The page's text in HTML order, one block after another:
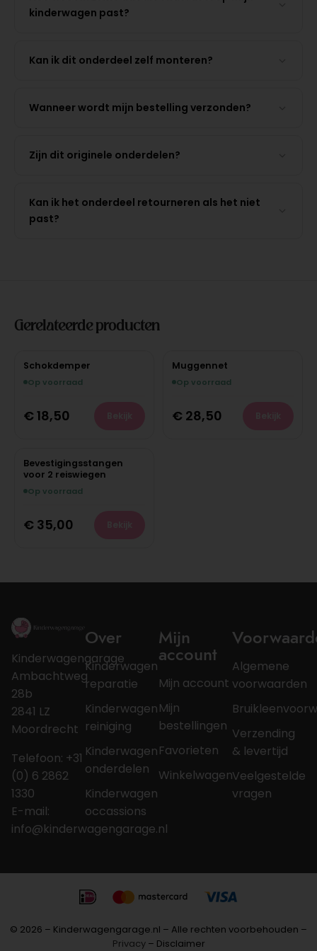
kinderwagen past?
Kan ik dit onderdeel zelf monteren?
Wanneer wordt mijn bestelling verzonden?
Zijn dit originele onderdelen?
Kan ik het onderdeel retourneren als het niet
past?
Gerelateerde producten
Schokdemper
Op voorraad
€ 18,50
Muggennet
Op voorraad
€ 28,50
Bevestigingsstangen
voor 2 reiswiegen
Op voorraad
€ 35,00
Kinderwagengarage
Ambachtweg
28b
2841 LZ
Moordrecht
Telefoon: +31
(0) 6 2862
1330
E-mail:
info@kinderwagengarage.nl
Over
Kinderwagen
reparatie
Kinderwagen
reiniging
Kinderwagen
onderdelen
Kinderwagen
occassions
Mijn
account
Mijn account
Mijn
bestellingen
Favorieten
Winkelwagen
Algemene
voorwaarden
Verzending
& levertijd
Veelgestelde
vragen
© 2026 – Kinderwagengarage.nl – Alle rechten voorbehouden –
Privacy– Disclaimer